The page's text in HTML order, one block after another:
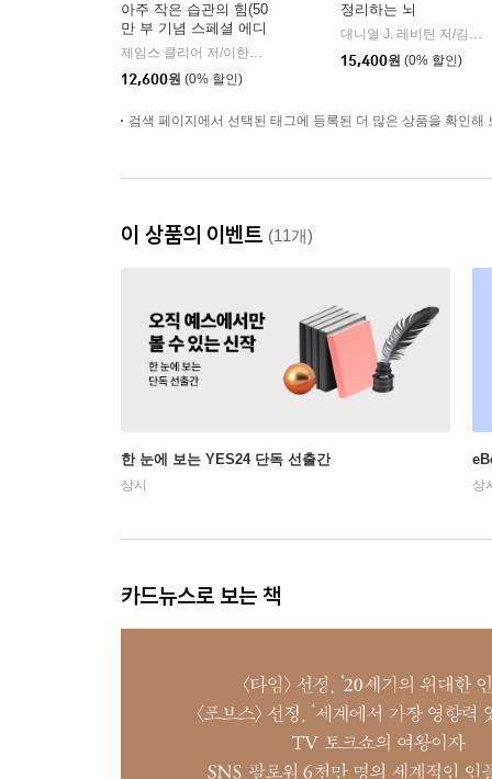
아주 작은 습관의 힘(50
만 부 기념 스페셜 에디
션)
제임스 클리어 저/이한이 역
비즈니스북스
12,600원 (0% 할인)
정리하는 뇌
대니얼 J. 레비틴 저/김성훈 역
15,400원 (0% 할인)
검색 페이지에서 선택된 태그에 등록된 더 많은 상품을 확인해
이 상품의 이벤트 (11개)
한 눈에 보는 YES24 단독 선출간
상시 상
카드뉴스로 보는 책